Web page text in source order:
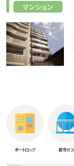
マンション
オートロック 都市ガス